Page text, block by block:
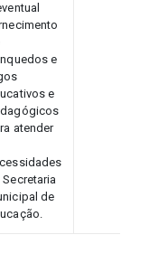
e
e
atender
Secretaria
de